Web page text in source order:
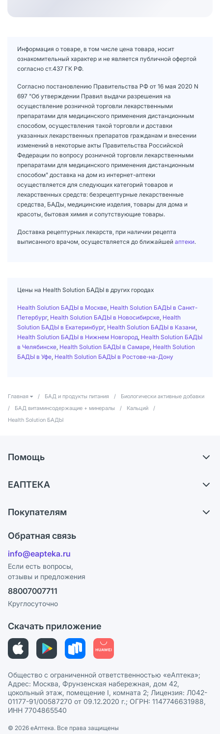
Информация о товаре, в том числе цена товара, носит
ознакомительный характер и не является публичной офертой
согласно ст.437 ГК РФ.
Согласно постановлению Правительства РФ от 16 мая 2020 N
697 "Об утверждении Правил выдачи разрешения на
осуществление розничной торговли лекарственными
препаратами для медицинского применения дистанционным
способом, осуществления такой торговли и доставки
указанных лекарственных препаратов гражданам и внесении
изменений в некоторые акты Правительства Российской
Федерации по вопросу розничной торговли лекарственными
препаратами для медицинского применения дистанционным
способом" доставка на дом из интернет-аптеки
осуществляется для следующих категорий товаров и
лекарственных средств: безрецептурные лекарственные
средства, БАДы, медицинские изделия, товары для дома и
красоты, бытовая химия и сопутствующие товары.
Доставка рецептурных лекарств, при наличии рецепта
выписанного врачом, осуществляется до ближайшей аптеки.
Цены на Health Solution БАДЫ в других городах
Health Solution БАДЫ в Москве Health Solution БАДЫ в Санкт-
Петербург, Health Solution БАДЫ в Новосибирске Health
Solution БАДЫ в Екатеринбург, Health Solution БАДЫ в Казани
Health Solution БАДЫ в Нижнем Новгород Health Solution БАДЫ
в Челябинске Health Solution БАДЫ в Самаре Health Solution
БАДЫ в Уфе Health Solution БАДЫ в Ростове-на-Дону
Главная / БАД и продукты питания /
Биологически активные добавки
/
БАД витаминсодержащие + минералы / Кальций
/
Health Solution БАДЫ
Помощь
Самовывоз из аптек
Ответы на вопросы
Блог
ЕАПТЕКА
Карьера
Поставщики
Лицензия
Реклама на сайте
Ваши товары на ЕАПТЕКЕ
Покупателям
Программа СберСпасибо
Политика конфиденциальности
Пользовательское соглашение
Политика рекомендаций
Этика и соответствие
Политика в отношении обработки персональных данных
Обратная связь
info@eapteka.ru
Если есть вопросы,
отзывы и предложения
88007007711
Круглосуточно
Скачать приложение
Общество с ограниченной ответственностью «еАптека»;
Адрес: Москва, Фрунзенская набережная, дом 42,
цокольный этаж, помещение I, комната 2; Лицензия: Л042-
01177-91/00587270 от 09.12.2020 г.; ОГРН: 1147746631988,
ИНН 7704865540
© 2026 eАптека. Все права защищены